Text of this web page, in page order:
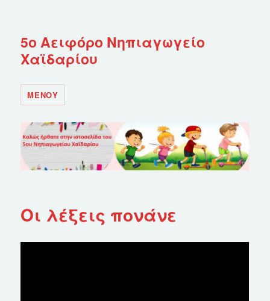
5ο Αειφόρο Νηπιαγωγείο
Χαϊδαρίου
ΜΕΝΟΎ
Οι λέξεις πονάνε